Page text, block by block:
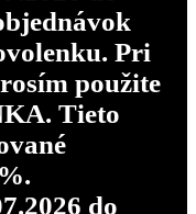
Pri
použite
Tieto
do